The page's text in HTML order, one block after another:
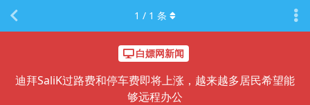
白嫖网新闻
迪拜SaliK过路费和停车费即将上涨，越来越多居民希望能
够远程办公
1 / 1 条